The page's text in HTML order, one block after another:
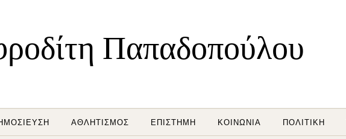
Παπαδοπούλου
ΑΘΛΗΤΙΣΜΌΣ ΕΠΙΣΤΉΜΗ ΚΟΙΝΩΝΊΑ ΠΟΛΙΤΙΚΉ